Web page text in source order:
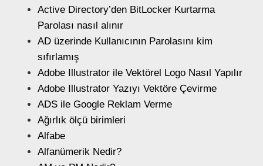
Active Directory’den BitLocker Kurtarma
Parolası nasıl alınır
AD üzerinde Kullanıcının Parolasını kim
sıfırlamış
Adobe Illustrator ile Vektörel Logo Nasıl Yapılır
Adobe Illustrator Yazıyı Vektöre Çevirme
ADS ile Google Reklam Verme
Ağırlık ölçü birimleri
Alfabe
Alfanümerik Nedir?